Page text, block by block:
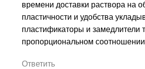
времени доставки раствора на
пластичности и удобства
пластификаторы и замедлители
пропорциональном
Ответить